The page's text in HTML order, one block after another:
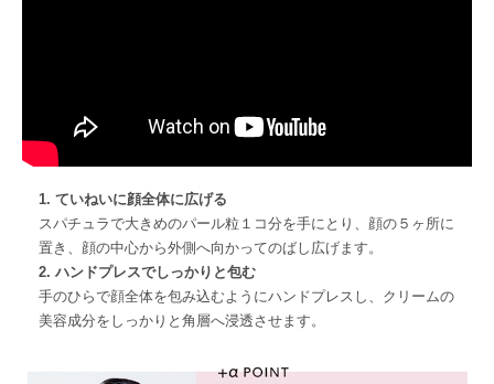
1. ていねいに顔全体に広げる
スパチュラで大きめのパール粒１コ分を手にとり、顔の５ヶ所に
置き、顔の中心から外側へ向かってのばし広げます。
2. ハンドプレスでしっかりと包む
手のひらで顔全体を包み込むようにハンドプレスし、クリームの
美容成分をしっかりと角層へ浸透させます。